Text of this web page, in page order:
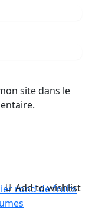
site dans le
Add to wishlist